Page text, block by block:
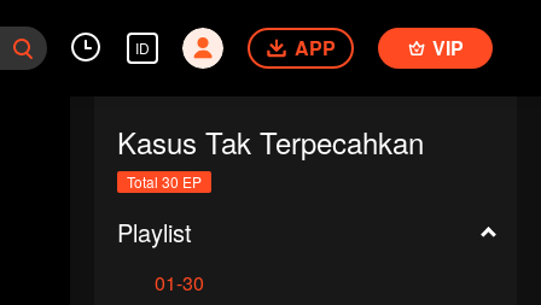
ID APP VIP
Kasus Tak Terpecahkan
Total 30 EP
Playlist
01-30